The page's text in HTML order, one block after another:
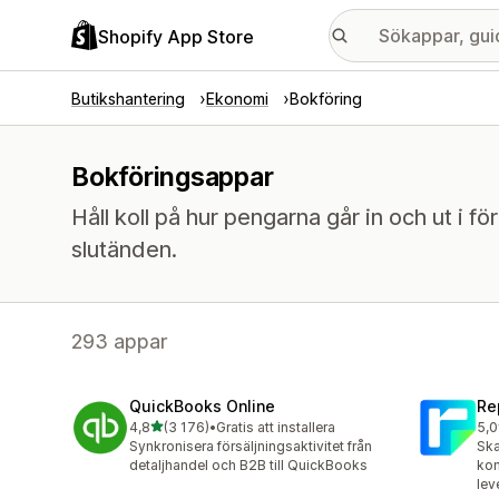
Shopify App Store
Butikshantering Ekonomi Bokföring
Bokföringsappar
Håll koll på hur pengarna går in och ut i
slutänden.
293 appar
QuickBooks Online
4,8av 5 stjärnor
(3 176)
3176 recensioner totalt
•Gratis att installera
Synkronisera försäljningsaktivitet från
detaljhandel och B2B till QuickBooks
5,0